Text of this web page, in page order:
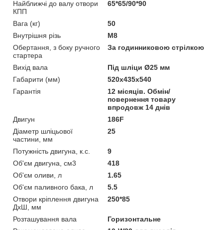
Найближчі до валу отвори
КПП
65*65/90*90
Вага (кг)
50
Внутрішня різь
М8
Обертання, з боку ручного
стартера
За годинниковою стрілкою
Вихід вала
Під шліци Ø25 мм
Габарити (мм)
520х435х540
Гарантія
12 місяців. Обмін/
повернення товару
впродовж 14 днів
Двигун
186F
Діаметр шліцьової
частини, мм
25
Потужність двигуна, к.с.
9
Об'єм двигуна, см3
418
Об'єм оливи, л
1.65
Об'єм паливного бака, л
5.5
Отвори кріплення двигуна
ДхШ, мм
250*85
Розташування вала
Горизонтальне